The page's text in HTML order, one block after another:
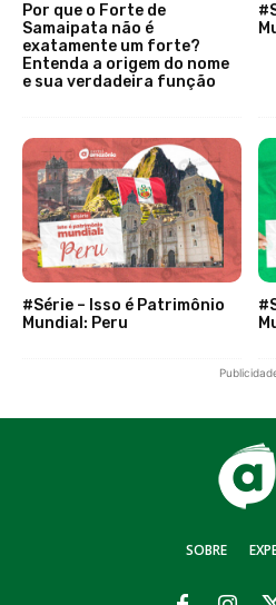
Por que o Forte de
Samaipata não é
exatamente um forte?
Entenda a origem do nome
e sua verdadeira função
#Série – Isso é Patrimônio
Mundial: Peru
SOBRE